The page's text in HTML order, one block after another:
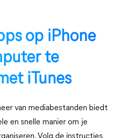
op iPhone
te
iTunes
van mediabestanden biedt
en snelle manier om je